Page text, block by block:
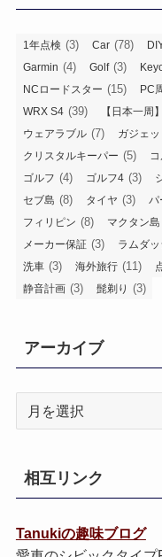
1年点検 (3) Car (78)
Garmin (4) Golf(3)
NCロードスター (15) PC
WRX S4 (39) 【日本一周
ウェアラブル (7) ガジェッ
クリスタルキーパー (5)
ゴルフ (4) ゴルフ4 (3)
セブ島 (8) タイヤ (3) パ
フィリピン (8) マクタン島
メーカー保証 (3) ラムダ
洗車 (3) 海外旅行 (11)
静音計画 (3) 髭剃り (3)
アーカイブ
イ
ブ
相互リンク
Tanukiの趣味ブログ